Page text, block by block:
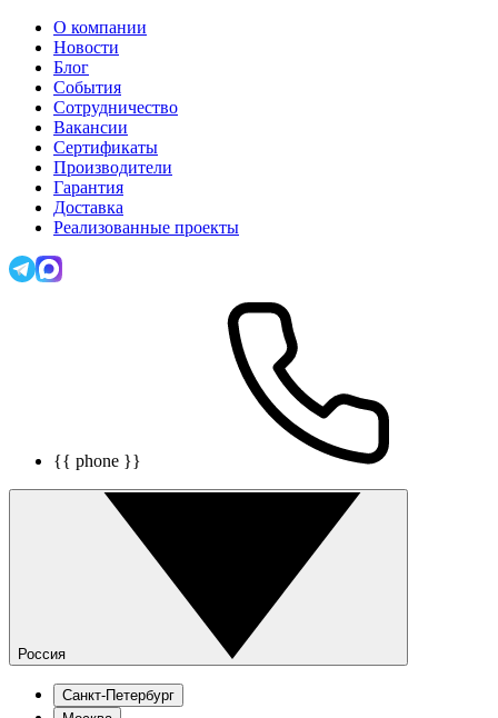
О компании
Новости
Блог
События
Сотрудничество
Вакансии
Сертификаты
Производители
Гарантия
Доставка
Реализованные проекты
{{ phone }}
Россия
Санкт-Петербург